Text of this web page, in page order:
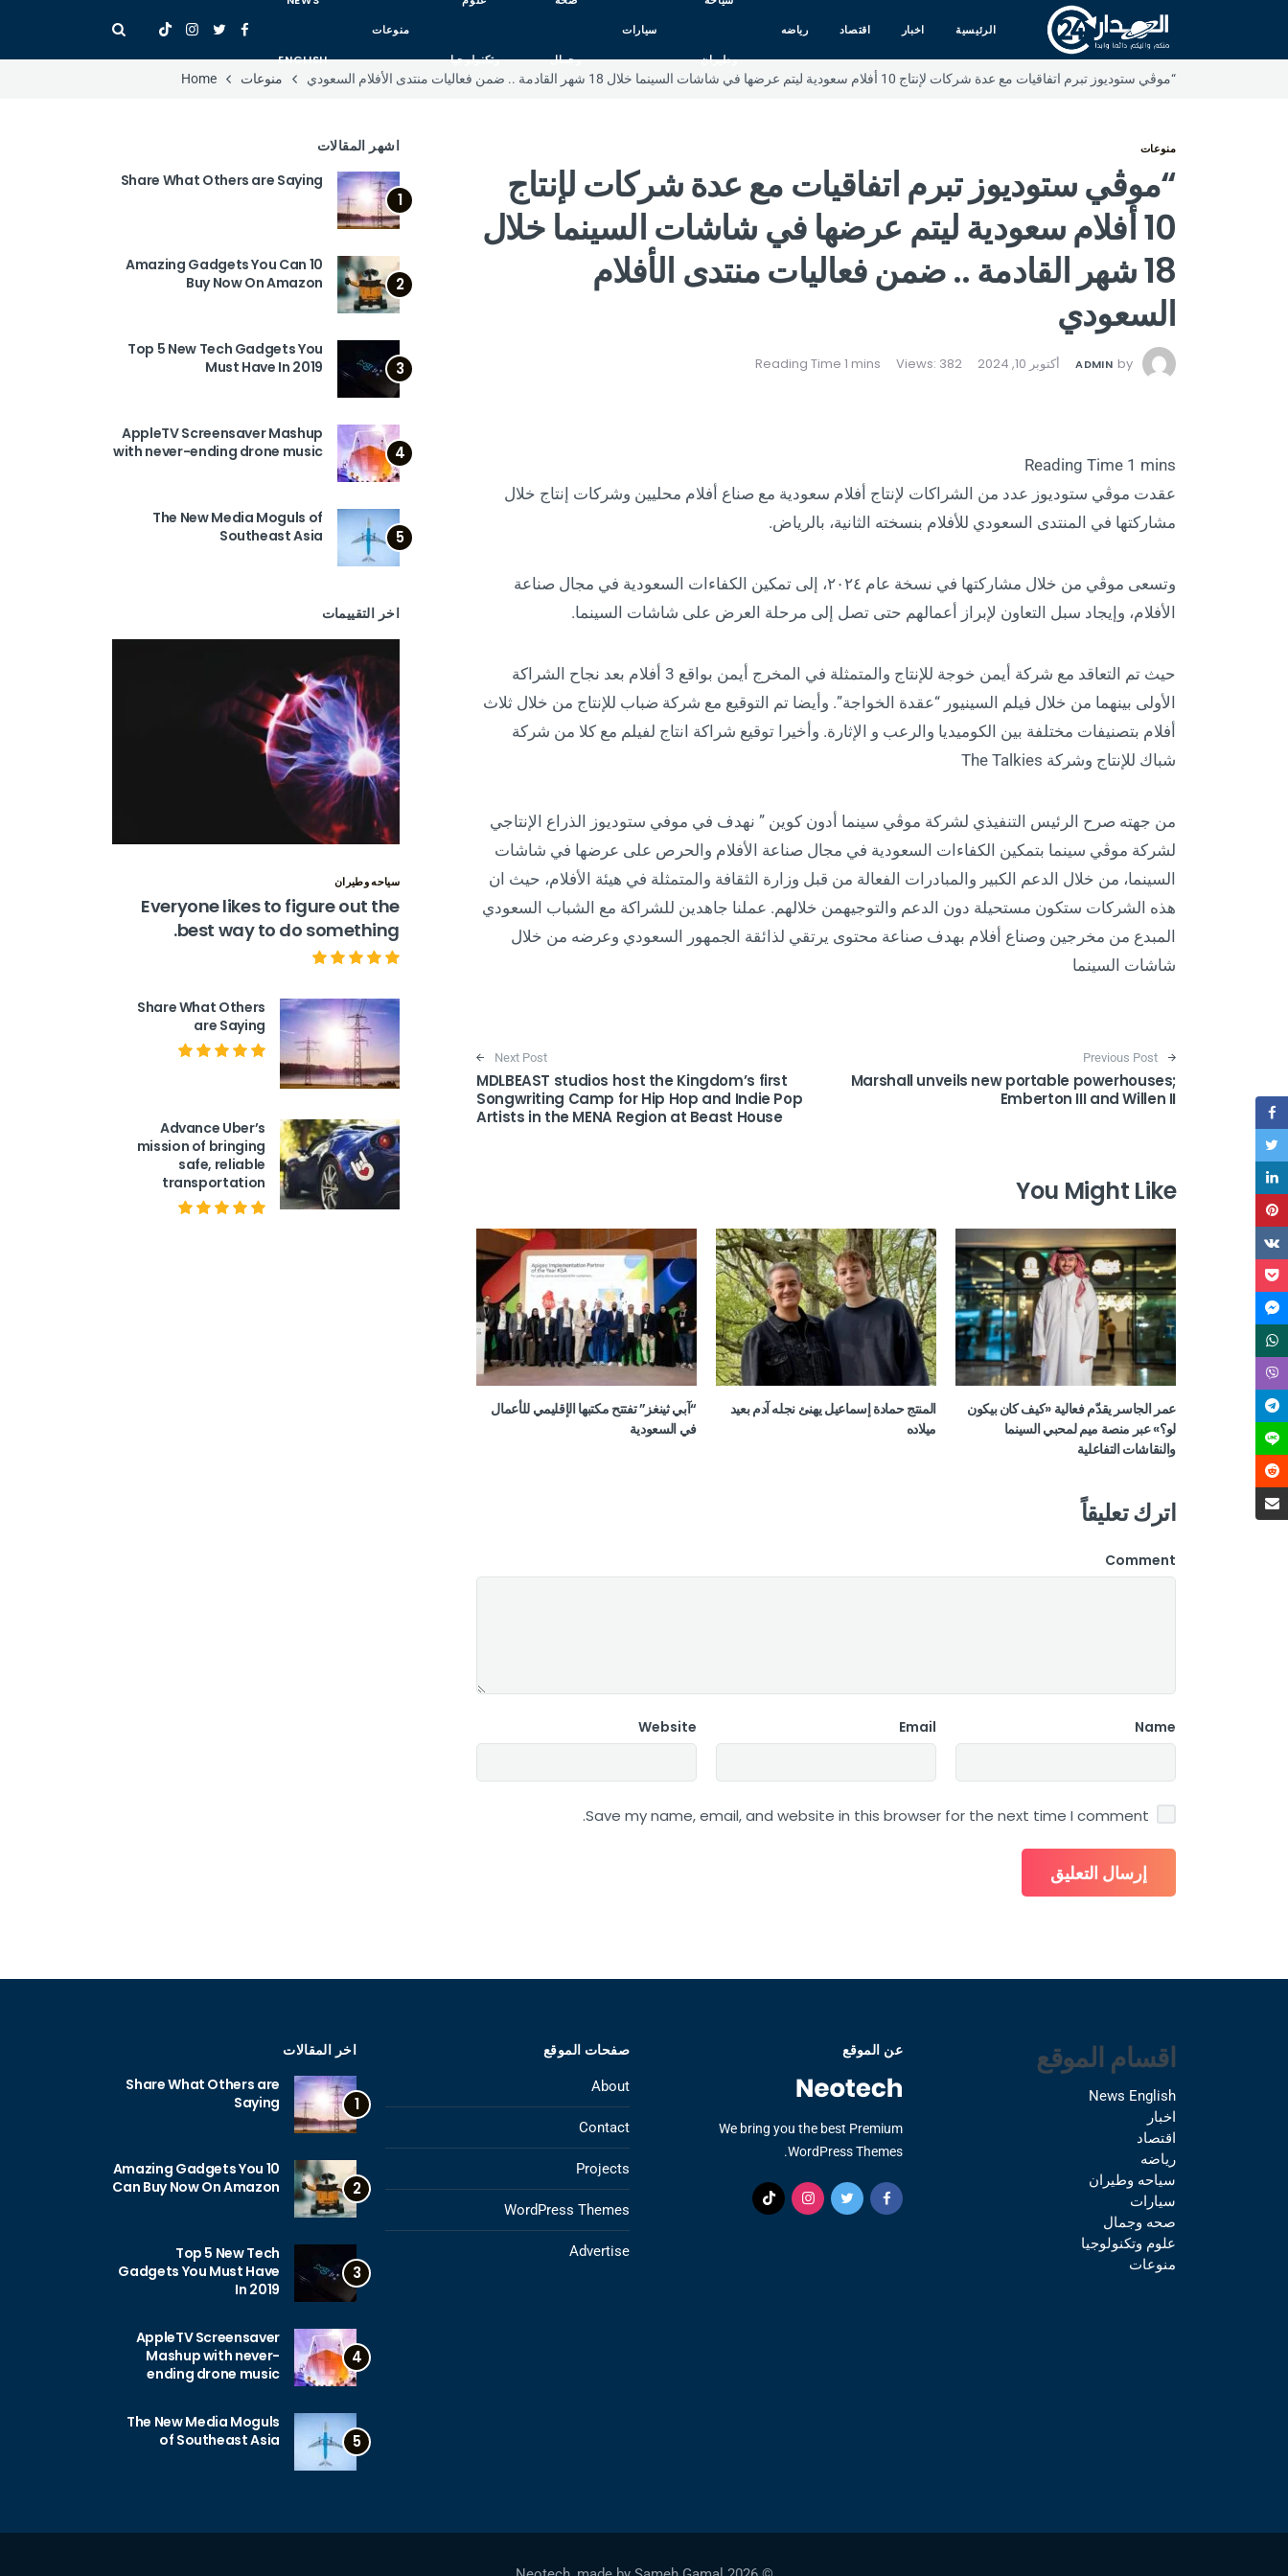
الرئيسية اخبار اقتصاد رياضه
وطيران
سيارات
وجمال وتكنولوجيا
منوعات
ENGLISH
“موڤي ستوديوز تبرم اتفاقيات مع عدة شركات لإنتاج 10 أفلام سعودية ليتم عرضها في شاشات السينما خلال 18 شهر القادمة .. ضمن فعاليات منتدى الأفلام السعودي
منوعات Home
منوعات
“موڤي ستوديوز تبرم اتفاقيات مع عدة شركات لإنتاج
10 أفلام سعودية ليتم عرضها في شاشات السينما خلال
18 شهر القادمة .. ضمن فعاليات منتدى الأفلام
السعودي
by
ADMIN أكتوبر 10, 2024 Views: 382
عقدت موڤي ستوديوز عدد من الشراكات لإنتاج أفلام سعودية مع صناع أفلام محليين وشركات إنتاج خلال
مشاركتها في المنتدى السعودي للأفلام بنسخته الثانية، بالرياض.
وتسعى موڤي من خلال مشاركتها في نسخة عام ٢٠٢٤، إلى تمكين الكفاءات السعودية في مجال صناعة
الأفلام، وإيجاد سبل التعاون لإبراز أعمالهم حتى تصل إلى مرحلة العرض على شاشات السينما.
حيث تم التعاقد مع شركة أيمن خوجة للإنتاج والمتمثلة في المخرج أيمن بواقع 3 أفلام بعد نجاح الشراكة
الأولى بينهما من خلال فيلم السينيور “عقدة الخواجة”. وأيضا تم التوقيع مع شركة ضباب للإنتاج من خلال ثلاث
أفلام بتصنيفات مختلفة بين الكوميديا والرعب و الإثارة. وأخيرا توقيع شراكة انتاج لفيلم مع كلا من شركة
شباك للإنتاج وشركة The Talkies
من جهته صرح الرئيس التنفيذي لشركة موڤي سينما أدون كوين ” نهدف في موفي ستوديوز الذراع الإنتاجي
لشركة موڤي سينما بتمكين الكفاءات السعودية في مجال صناعة الأفلام والحرص على عرضها في شاشات
السينما، من خلال الدعم الكبير والمبادرات الفعالة من قبل وزارة الثقافة والمتمثلة في هيئة الأفلام، حيث ان
هذه الشركات ستكون مستحيلة دون الدعم والتوجيهمن خلالهم. عملنا جاهدين للشراكة مع الشباب السعودي
المبدع من مخرجين وصناع أفلام بهدف صناعة محتوى يرتقي لذائقة الجمهور السعودي وعرضه من خلال
شاشات السينما
Post navigation
Previous Post
Marshall unveils new portable powerhouses;
Emberton III and Willen II
Next Post
MDLBEAST studios host the Kingdom’s first
Songwriting Camp for Hip Hop and Indie Pop
Artists in the MENA Region at Beast House
You Might Like
عمر الجاسر يقدّم فعالية «كيف كان بيكون
لو؟» عبر منصة ميم لمحبي السينما
والنقاشات التفاعلية
المنتج حمادة إسماعيل يهنئ نجله آدم بعيد
ميلاده
“آبي ثينغز” تفتتح مكتبها الإقليمي للأعمال
في السعودية
اترك تعليقاً
Comment
Name
Email
Website
Save my name, email, and website in this browser for the next time I comment.
اشهر المقالات
1
Share What Others are Saying
2
10 Amazing Gadgets You Can
Buy Now On Amazon
3
Top 5 New Tech Gadgets You
Must Have In 2019
4
AppleTV Screensaver Mashup
with never-ending drone music
5
The New Media Moguls of
Southeast Asia
اخر التقييمات
سياحه وطيران
Everyone likes to figure out the
best way to do something.
Share What Others
are Saying
Advance Uber’s
mission of bringing
safe, reliable
transportation
اقسام الموقع
News English
اخبار
اقتصاد
رياضه
سياحه وطيران
سيارات
صحه وجمال
علوم وتكنولوجيا
منوعات
عن الموقع
We bring you the best Premium
WordPress Themes.
صفحات الموقع
About
Contact
Projects
WordPress Themes
Advertise
اخر المقالات
1
Share What Others are
Saying
2
10 Amazing Gadgets You
Can Buy Now On Amazon
3
Top 5 New Tech
Gadgets You Must Have
In 2019
4
AppleTV Screensaver
Mashup with never-
ending drone music
5
The New Media Moguls
of Southeast Asia